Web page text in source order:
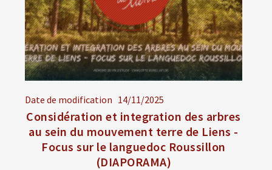
Date de modification 14/11/2025
Considération et integration des arbres
au sein du mouvement terre de Liens -
Focus sur le languedoc Roussillon
(DIAPORAMA)